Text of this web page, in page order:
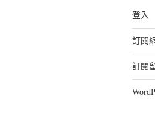
登入
訂閱
訂閱